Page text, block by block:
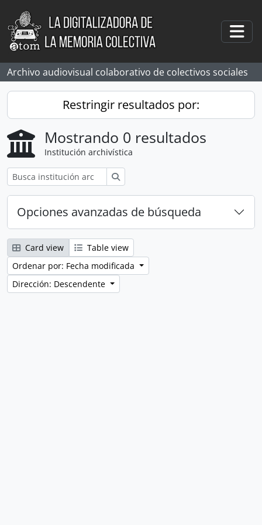
Skip to main content
Archivo audiovisual colaborativo de colectivos sociales
Restringir resultados por:
Mostrando 0 resultados
Institución archivística
Opciones avanzadas de búsqueda
Card view
Table view
Ordenar por: Fecha modificada
Dirección: Descendente